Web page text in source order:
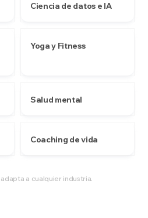
Ciencia de datos e IA
Yoga y Fitness
Salud mental
Coaching de vida
a cualquier industria.